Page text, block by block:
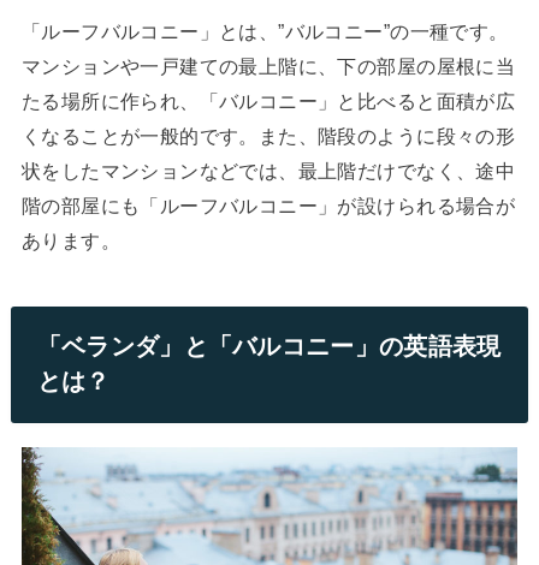
「ルーフバルコニー」とは、”バルコニー”の一種です。
マンションや一戸建ての最上階に、下の部屋の屋根に当
たる場所に作られ、「バルコニー」と比べると面積が広
くなることが一般的です。また、階段のように段々の形
状をしたマンションなどでは、最上階だけでなく、途中
階の部屋にも「ルーフバルコニー」が設けられる場合が
あります。
「ベランダ」と「バルコニー」の英語表現
とは？